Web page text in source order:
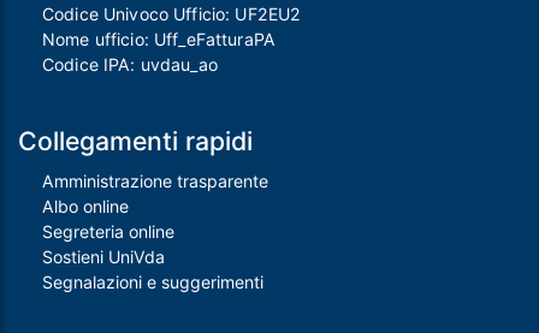
Codice Univoco Ufficio: UF2EU2
Nome ufficio: Uff_eFatturaPA
Codice IPA: uvdau_ao
Collegamenti rapidi
Amministrazione trasparente
Albo online
Segreteria online
Sostieni UniVda
Segnalazioni e suggerimenti